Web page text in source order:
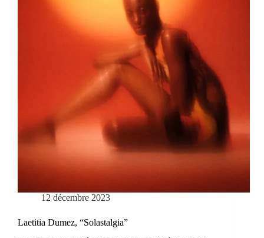
12 décembre 2023
Laetitia Dumez, “Solastalgia”